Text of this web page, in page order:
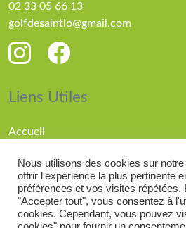
02 33 05 66 13
golfdesaintlo@gmail.com
Liens Utiles
Accueil
Compétitions
Actualités
Nous utilisons des cookies sur
offrir l'expérience la plus pertinente
préférences et vos visites répétées.
"Accepter tout", vous consentez à
cookies. Cependant, vous pouvez